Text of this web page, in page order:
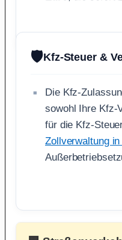
🛡️Kfz-Steuer &
Die Kfz-
sowohl Ihre Kfz-
für die Kfz-
Zollverwaltung